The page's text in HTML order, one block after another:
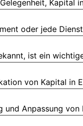
Kapital
oder jede
ist ein
von Kapital in
Anpassung von